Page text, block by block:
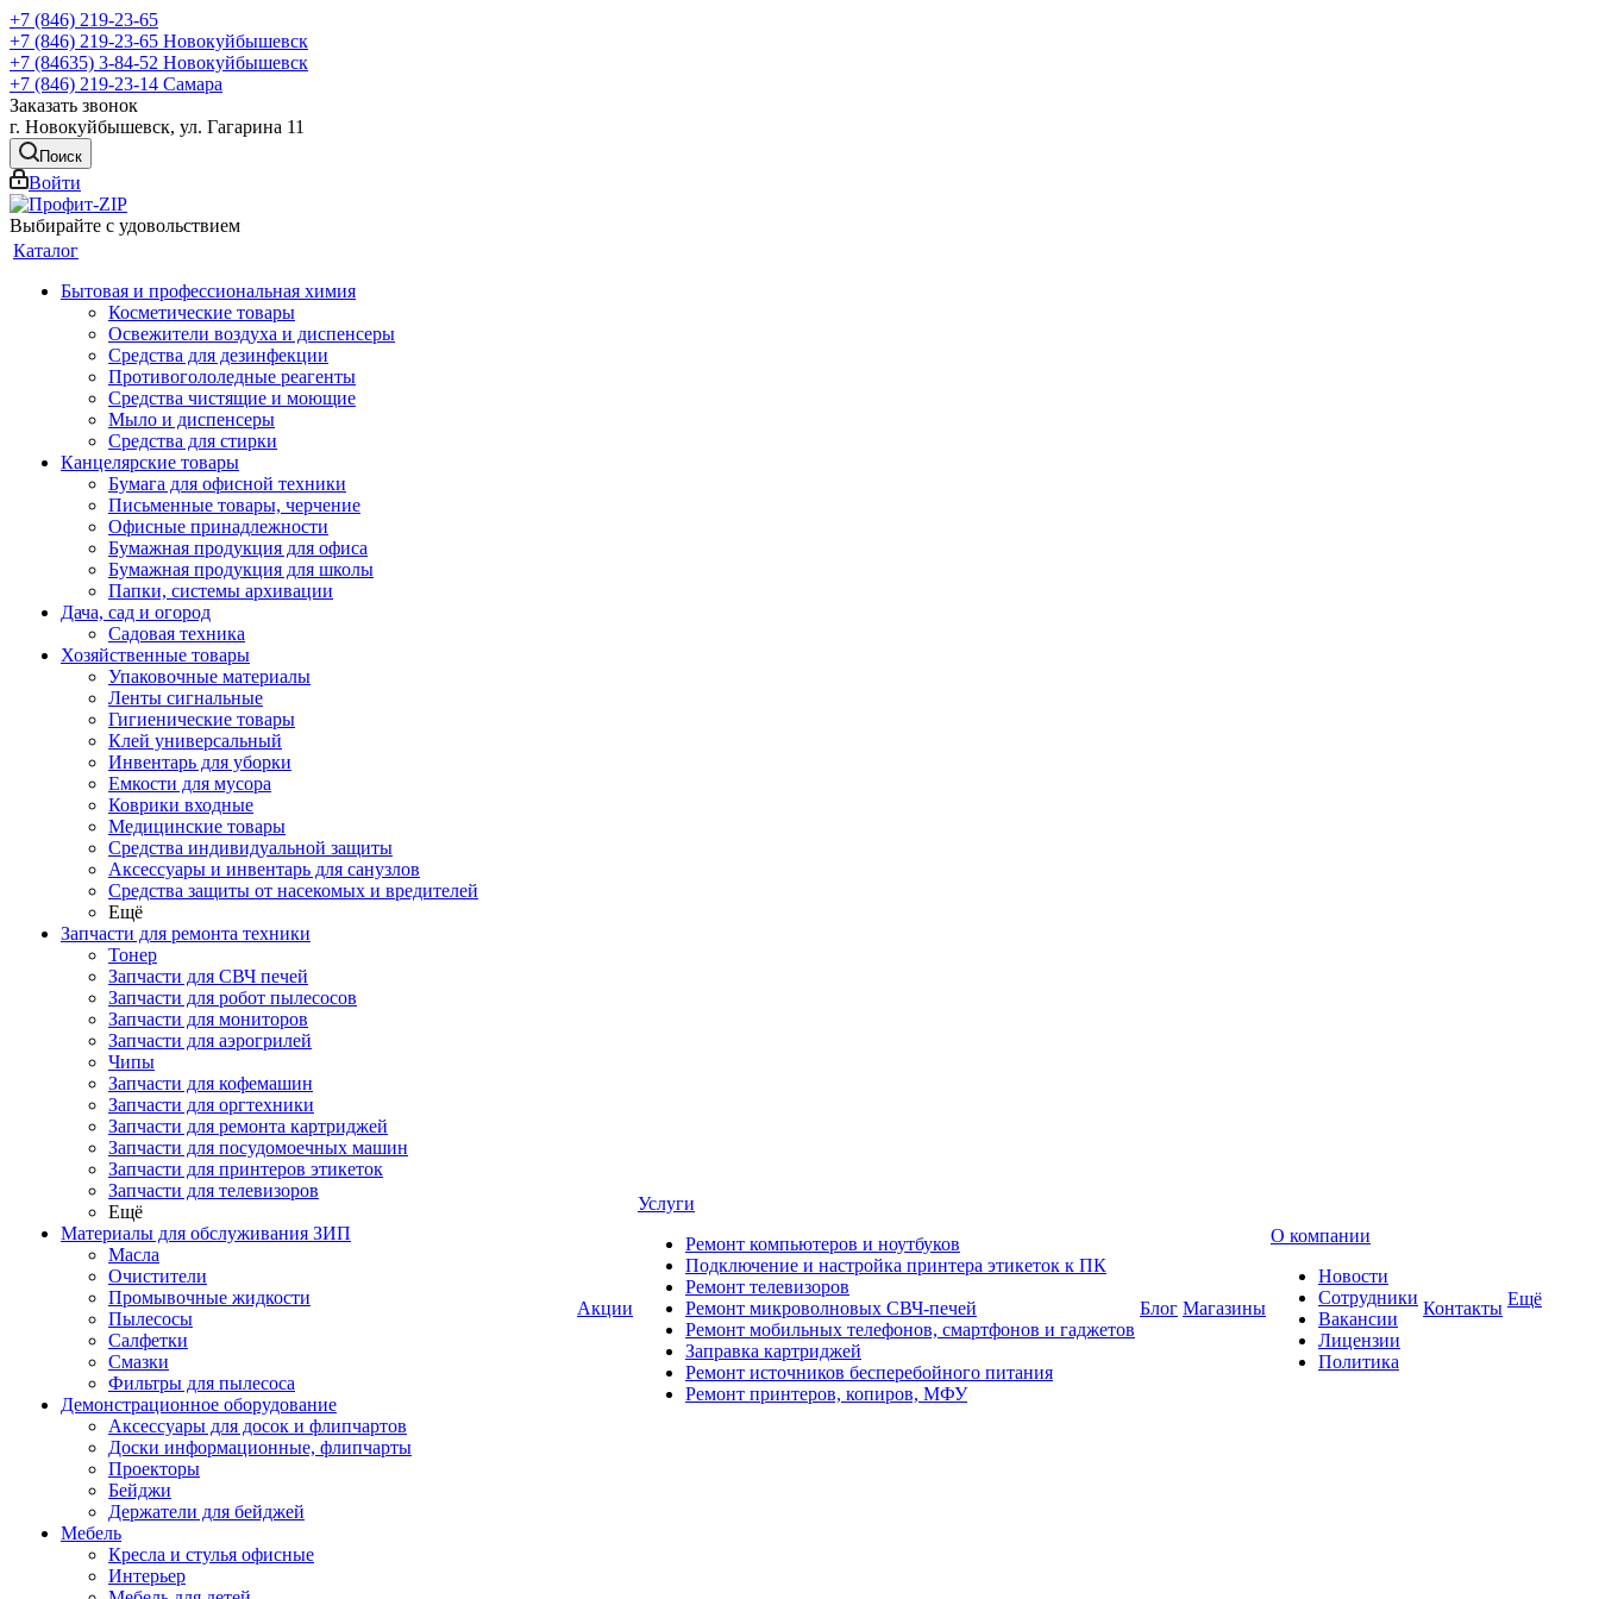
+7 (846) 219-23-65
+7 (846) 219-23-65 Новокуйбышевск
+7 (84635) 3-84-52 Новокуйбышевск
+7 (846) 219-23-14 Самара
Заказать звонок
г. Новокуйбышевск, ул. Гагарина 11
Поиск
Войти
Выбирайте с удовольствием
Каталог
Бытовая и профессиональная химия
Косметические товары
Освежители воздуха и диспенсеры
Средства для дезинфекции
Противогололедные реагенты
Средства чистящие и моющие
Мыло и диспенсеры
Средства для стирки
Канцелярские товары
Бумага для офисной техники
Письменные товары, черчение
Офисные принадлежности
Бумажная продукция для офиса
Бумажная продукция для школы
Папки, системы архивации
Дача, сад и огород
Садовая техника
Хозяйственные товары
Упаковочные материалы
Ленты сигнальные
Гигиенические товары
Клей универсальный
Инвентарь для уборки
Емкости для мусора
Коврики входные
Медицинские товары
Средства индивидуальной защиты
Аксессуары и инвентарь для санузлов
Средства защиты от насекомых и вредителей
Ещё
Запчасти для ремонта техники
Тонер
Запчасти для СВЧ печей
Запчасти для робот пылесосов
Запчасти для мониторов
Запчасти для аэрогрилей
Чипы
Запчасти для кофемашин
Запчасти для оргтехники
Запчасти для ремонта картриджей
Запчасти для посудомоечных машин
Запчасти для принтеров этикеток
Запчасти для телевизоров
Ещё
Материалы для обслуживания ЗИП
Масла
Очистители
Промывочные жидкости
Пылесосы
Салфетки
Смазки
Фильтры для пылесоса
Демонстрационное оборудование
Аксессуары для досок и флипчартов
Доски информационные, флипчарты
Проекторы
Бейджи
Держатели для бейджей
Мебель
Кресла и стулья офисные
Интерьер
Акции
Услуги
Ремонт компьютеров и ноутбуков
Подключение и настройка принтера этикеток к ПК
Ремонт телевизоров
Ремонт микроволновых СВЧ-печей
Ремонт мобильных телефонов, смартфонов и гаджетов
Заправка картриджей
Ремонт источников бесперебойного питания
Ремонт принтеров, копиров, МФУ
Блог Магазины
О компании
Новости
Сотрудники
Вакансии
Лицензии
Политика
Контакты Ещё